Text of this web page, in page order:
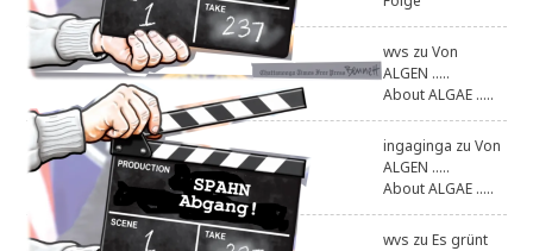
wvs zuVon
ALGEN .....
About ALGAE .....
ingaginga zuVon
ALGEN .....
About ALGAE .....
wvs zuEs grünt